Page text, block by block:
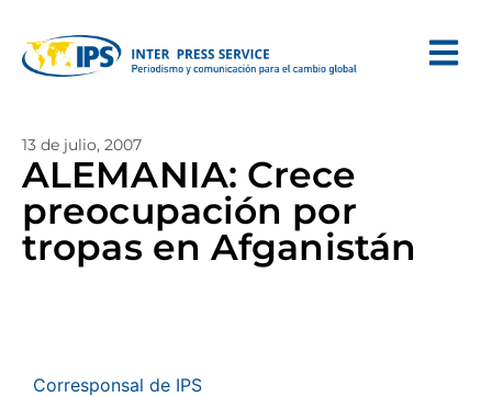
13 de julio, 2007
ALEMANIA: Crece
preocupación por
tropas en Afganistán
Corresponsal de IPS